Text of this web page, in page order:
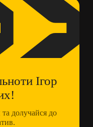
Ігор
долучайся до